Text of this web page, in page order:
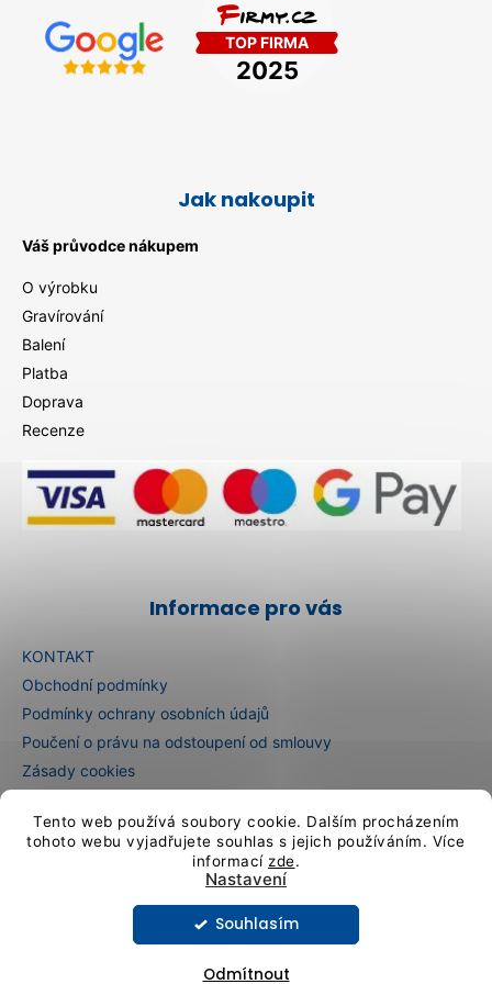
Tento web používá soubory cookie. Dalším procházením
tohoto webu vyjadřujete souhlas s jejich používáním. Více
informací zde.
Nastavení
Odmítnout
Souhlasím
Jak nakoupit
Váš průvodce nákupem
O výrobku
Gravírování
Balení
Platba
Doprava
Recenze
Informace pro vás
KONTAKT
Obchodní podmínky
Podmínky ochrany osobních údajů
Poučení o právu na odstoupení od smlouvy
Zásady cookies
E-Shop auf Deutsch
Vytvořil Shoptet
Copyright 2026
. Všechna práva